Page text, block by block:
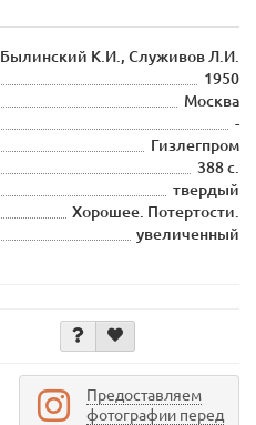
Былинский К.И., Служивов Л.И.
1950
Москва
-
Гизлегпром
388 с.
твердый
Хорошее. Потертости.
увеличенный
Предоставляем
фотографии перед